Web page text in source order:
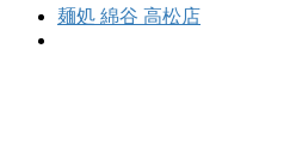
麺処 綿谷 高松店